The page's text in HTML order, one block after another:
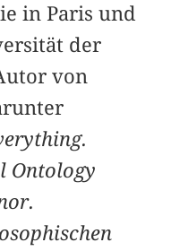
in Paris und
der
von
Ontology